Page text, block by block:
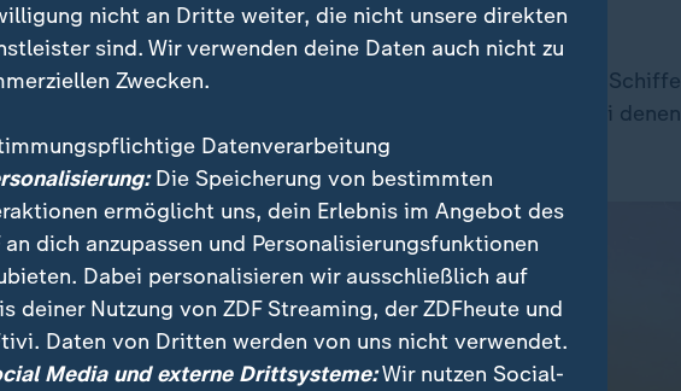
China nach taiwanischen Angaben eines der größten
um die Insel seit Jahren ab. Rund 90 Kriegsschiffe und Schiffe
Küstenwache waren demnach an den Übungen beteiligt, bei denen
auf Schiffe und Seeblockaden simuliert wurden.
nicht an Dritte weiter, die nicht unsere direkten
sind. Wir verwenden deine Daten auch nicht zu
Zwecken.
Datenverarbeitung
Die Speicherung von bestimmten
ermöglicht uns, dein Erlebnis im Angebot des
an dich anzupassen und Personalisierungsfunktionen
Dabei personalisieren wir ausschließlich auf
deiner Nutzung von ZDF Streaming, der ZDFheute und
Daten von Dritten werden von uns nicht verwendet.
Media und externe Drittsysteme:Wir nutzen Social-